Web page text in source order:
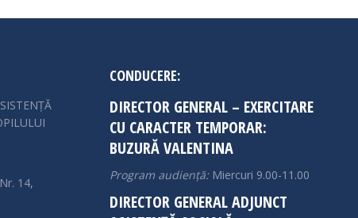
14,
CONDUCERE:
DIRECTOR GENERAL – EXERCITARE
CU CARACTER TEMPORAR:
BUZURĂ VALENTINA
Program audiență: Miercuri 9.00-11.00
DIRECTOR GENERAL ADJUNCT